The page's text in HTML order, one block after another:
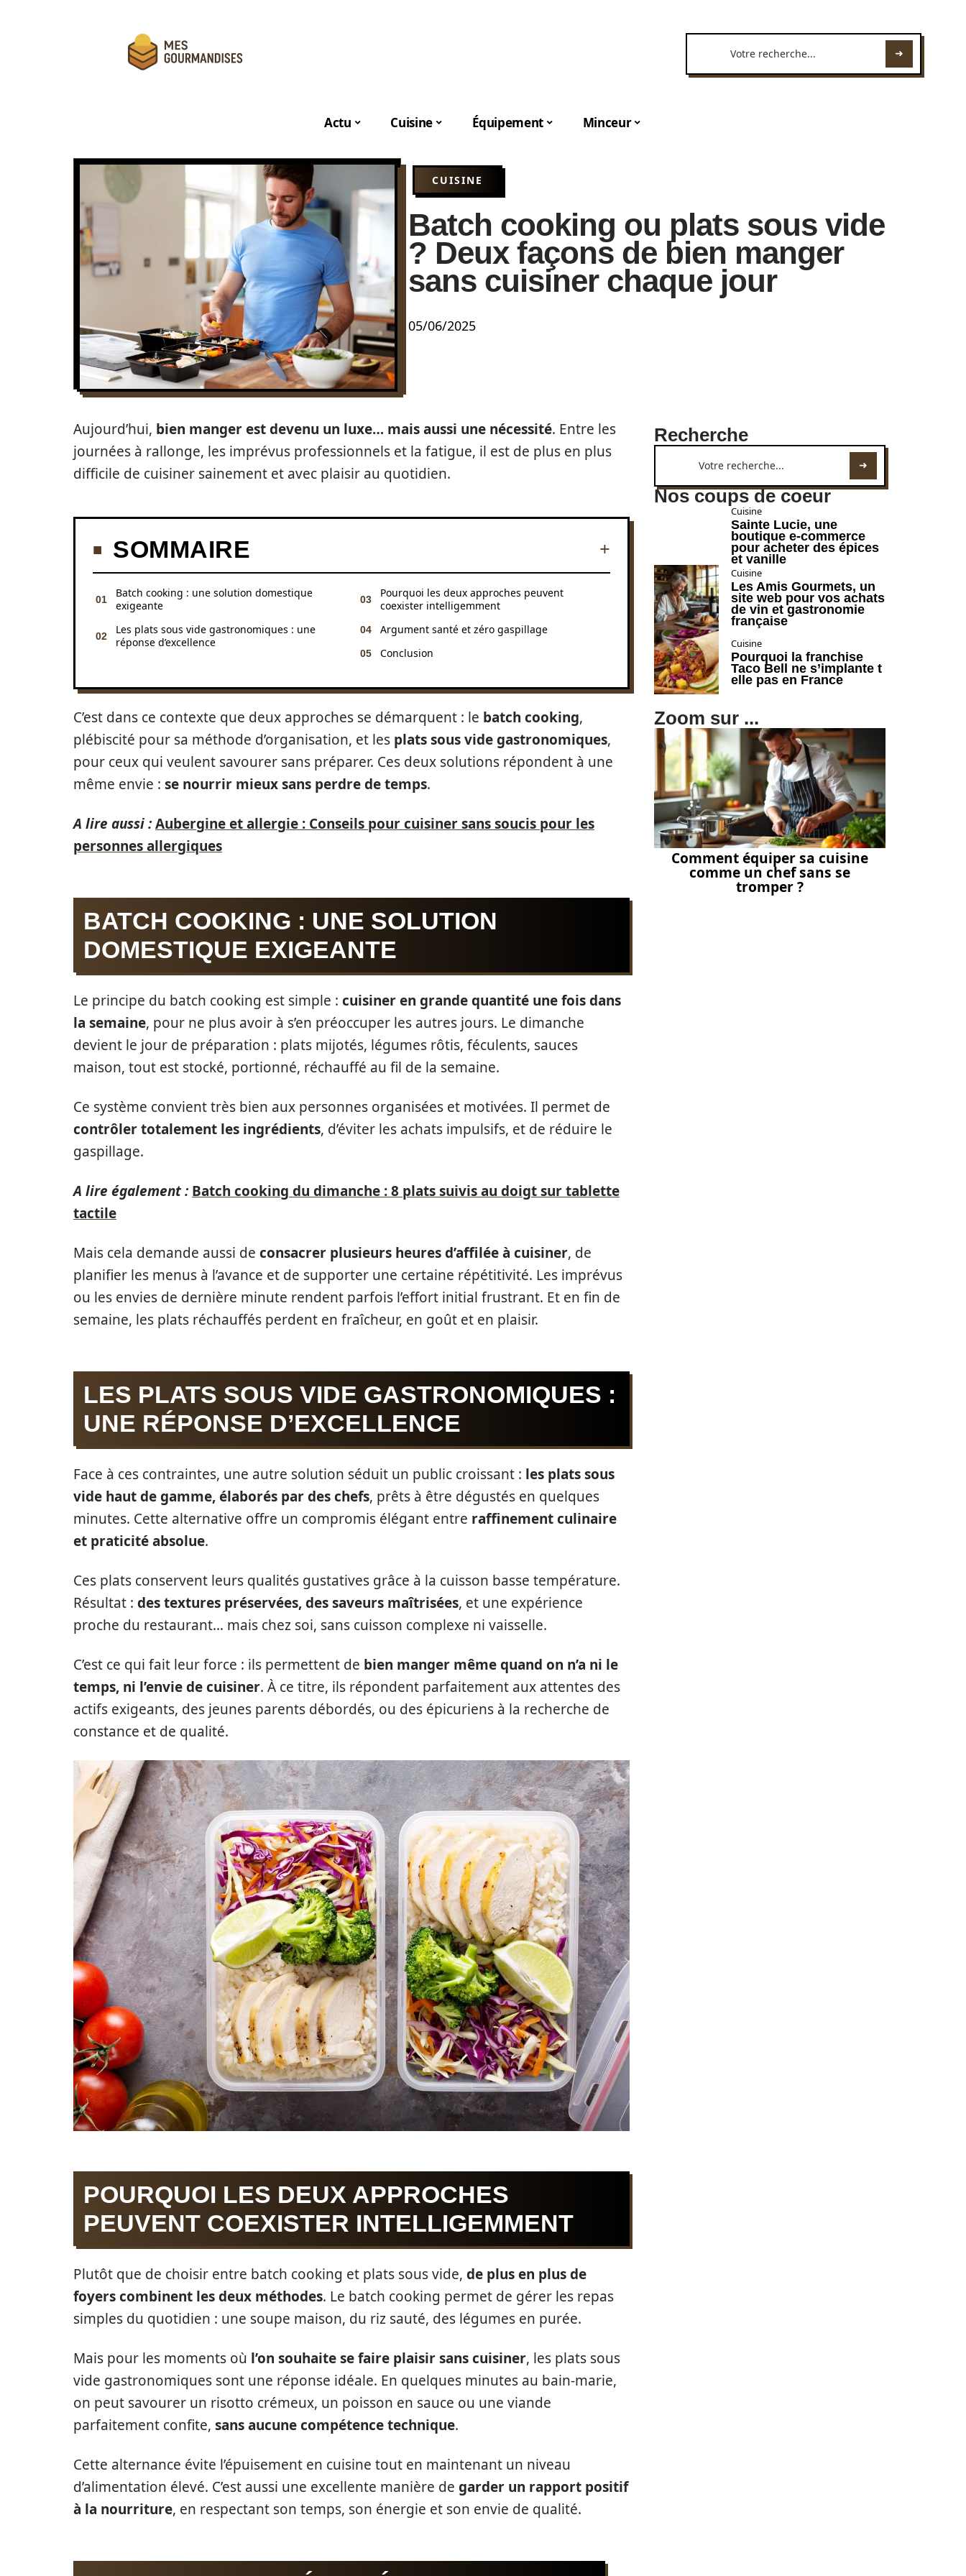
Actu Cuisine Équipement Minceur
CUISINE
Batch cooking ou plats sous vide
? Deux façons de bien manger
sans cuisiner chaque jour
05/06/2025
Aujourd’hui, bien manger est devenu un luxe… mais aussi une nécessité. Entre les
journées à rallonge, les imprévus professionnels et la fatigue, il est de plus en plus
difficile de cuisiner sainement et avec plaisir au quotidien.
SOMMAIRE
Batch cooking : une solution domestique
exigeante
Les plats sous vide gastronomiques : une
réponse d’excellence
Pourquoi les deux approches peuvent
coexister intelligemment
Argument santé et zéro gaspillage
Conclusion
C’est dans ce contexte que deux approches se démarquent : le batch cooking,
plébiscité pour sa méthode d’organisation, et les plats sous vide gastronomiques,
pour ceux qui veulent savourer sans préparer. Ces deux solutions répondent à une
même envie : se nourrir mieux sans perdre de temps.
A lire aussi :Aubergine et allergie : Conseils pour cuisiner sans soucis pour les
personnes allergiques
BATCH COOKING : UNE SOLUTION
DOMESTIQUE EXIGEANTE
Le principe du batch cooking est simple : cuisiner en grande quantité une fois dans
la semaine, pour ne plus avoir à s’en préoccuper les autres jours. Le dimanche
devient le jour de préparation : plats mijotés, légumes rôtis, féculents, sauces
maison, tout est stocké, portionné, réchauffé au fil de la semaine.
Ce système convient très bien aux personnes organisées et motivées. Il permet de
contrôler totalement les ingrédients, d’éviter les achats impulsifs, et de réduire le
gaspillage.
A lire également : Batch cooking du dimanche : 8 plats suivis au doigt sur tablette
tactile
Mais cela demande aussi de consacrer plusieurs heures d’affilée à cuisiner, de
planifier les menus à l’avance et de supporter une certaine répétitivité. Les imprévus
ou les envies de dernière minute rendent parfois l’effort initial frustrant. Et en fin de
semaine, les plats réchauffés perdent en fraîcheur, en goût et en plaisir.
LES PLATS SOUS VIDE GASTRONOMIQUES :
UNE RÉPONSE D’EXCELLENCE
Face à ces contraintes, une autre solution séduit un public croissant : les plats sous
vide haut de gamme, élaborés par des chefs, prêts à être dégustés en quelques
minutes. Cette alternative offre un compromis élégant entre raffinement culinaire
et praticité absolue.
Ces plats conservent leurs qualités gustatives grâce à la cuisson basse température.
Résultat : des textures préservées, des saveurs maîtrisées, et une expérience
proche du restaurant… mais chez soi, sans cuisson complexe ni vaisselle.
C’est ce qui fait leur force : ils permettent de bien manger même quand on n’a ni le
temps, ni l’envie de cuisiner. À ce titre, ils répondent parfaitement aux attentes des
actifs exigeants, des jeunes parents débordés, ou des épicuriens à la recherche de
constance et de qualité.
POURQUOI LES DEUX APPROCHES
PEUVENT COEXISTER INTELLIGEMMENT
Plutôt que de choisir entre batch cooking et plats sous vide, de plus en plus de
foyers combinent les deux méthodes. Le batch cooking permet de gérer les repas
simples du quotidien : une soupe maison, du riz sauté, des légumes en purée.
Mais pour les moments où l’on souhaite se faire plaisir sans cuisiner, les plats sous
vide gastronomiques sont une réponse idéale. En quelques minutes au bain-marie,
on peut savourer un risotto crémeux, un poisson en sauce ou une viande
parfaitement confite, sans aucune compétence technique.
Cette alternance évite l’épuisement en cuisine tout en maintenant un niveau
d’alimentation élevé. C’est aussi une excellente manière de garder un rapport positif
à la nourriture, en respectant son temps, son énergie et son envie de qualité.
Recherche
Nos coups de coeur
Cuisine
Sainte Lucie, une
boutique e-commerce
pour acheter des épices
et vanille
Cuisine
Les Amis Gourmets, un
site web pour vos achats
de vin et gastronomie
française
Cuisine
Pourquoi la franchise
Taco Bell ne s’implante t
elle pas en France
Zoom sur ...
Comment équiper sa cuisine
comme un chef sans se
tromper ?